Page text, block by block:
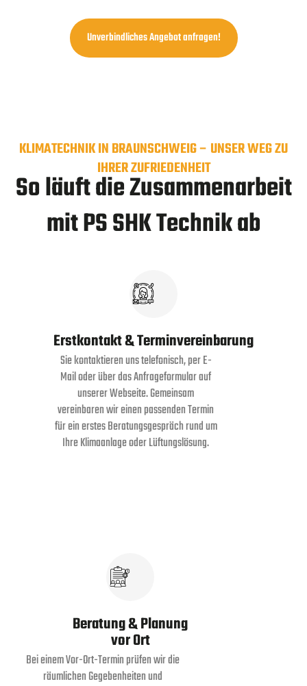
Unverbindliches Angebot anfragen!
KLIMATECHNIK IN BRAUNSCHWEIG – UNSER WEG ZU
IHRER ZUFRIEDENHEIT
So läuft die Zusammenarbeit
mit PS SHK Technik ab
Erstkontakt & Terminvereinbarung
Sie kontaktieren uns telefonisch, per E-
Mail oder über das Anfrageformular auf
unserer Webseite. Gemeinsam
vereinbaren wir einen passenden Termin
für ein erstes Beratungsgespräch rund um
Ihre Klimaanlage oder Lüftungslösung.
Beratung & Planung
vor Ort
Bei einem Vor-Ort-Termin prüfen wir die
räumlichen Gegebenheiten und